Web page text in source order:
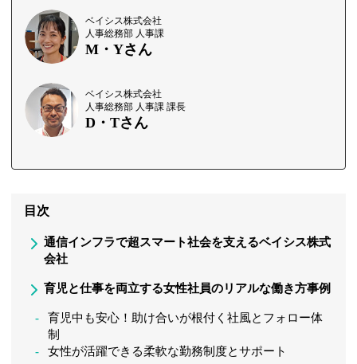
ベイシス株式会社
人事総務部 人事課
M・Yさん
ベイシス株式会社
人事総務部 人事課 課長
D・Tさん
目次
通信インフラで超スマート社会を支えるベイシス株式
会社
育児と仕事を両立する女性社員のリアルな働き方事例
育児中も安心！助け合いが根付く社風とフォロー体
制
女性が活躍できる柔軟な勤務制度とサポート